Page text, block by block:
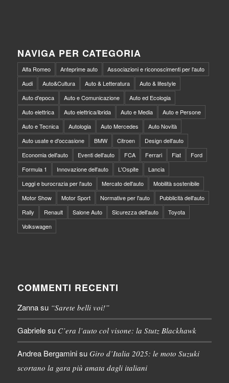
NAVIGA PER CATEGORIA
Alfa Romeo Anteprime auto
Associazioni e riconoscimenti per l'auto
Audi
Auto&Cultura Auto & Letteratura
Auto & lifestyle
Auto d'epoca
Auto e Comunicazione
Auto ed Ecologia
Auto elettrica
Auto elettrica/ibrida Auto e Media
Auto e Persone
Auto e Tecnica
Autologia Auto Mercedes
Auto Novità
Auto usate e d'occasione
BMW Citroen
Design dell'auto
Economia dell'auto
Eventi dell'auto FCA Ferrari Fiat
Ford
Formula 1
Innovazione dell'auto L'Ospite
Lancia
Leggi e burocrazia per l'auto
Mercato dell'auto
Mobilità sostenibile
Motor Show
Motor Sport Normative per l'auto
Pubblicità dell'auto
Rally
Renault Salone Auto Sicurezza dell'auto
Toyota
Volkswagen
COMMENTI RECENTI
Zannasu “Sarete belli voi!”
Gabrielesu C’era l’auto col visone: la Stutz Blackhawk
Andrea Bergaminisu Giro d’Italia 2025: le moto Suzuki
scortano la gara più amata dagli italiani